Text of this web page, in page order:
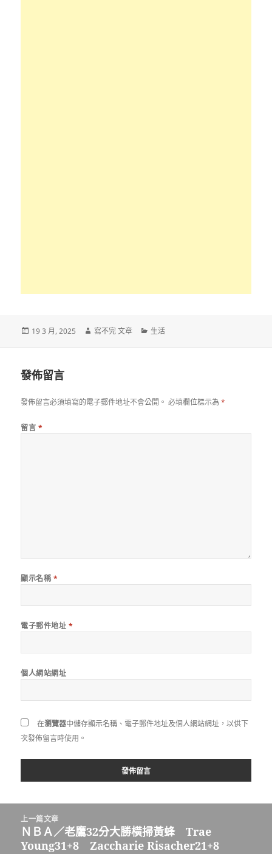
發
19 3 月, 2025
作
寫不完 文章
分
生活
發佈留言
發佈留言必須填寫的電子郵件地址不會公開。 必填欄位標示為*
留言 *
顯示名稱 *
電子郵件地址 *
個人網站網址
在瀏覽器中儲存顯示名稱、電子郵件地址及個人網站網址，以供下
次發佈留言時使用。
上一篇文章
上
一
ＮＢＡ／老鷹32分大勝橫掃黃蜂 Trae
Young31+8 Zaccharie Risacher21+8